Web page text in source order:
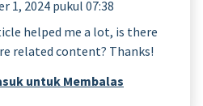
1, 2024 pukul 07:38
helped me a lot, is there
related content? Thanks!
untuk Membalas